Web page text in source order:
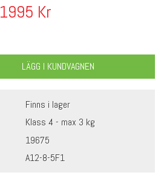
1995 Kr
LÄGG I KUNDVAGNEN
Finns i lager
Klass 4 - max 3 kg
19675
A12-8-5F1